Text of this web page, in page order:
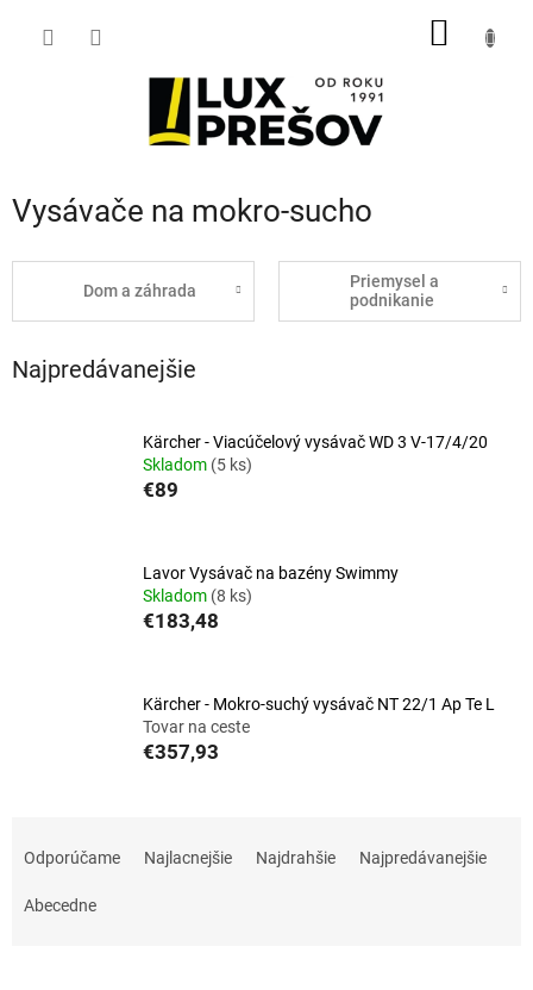
Vysávače na mokro-sucho
Dom a záhrada
Priemysel a
podnikanie
Najpredávanejšie
Kärcher - Viacúčelový vysávač WD 3 V-17/4/20
Skladom (5 ks)
€89
Lavor Vysávač na bazény Swimmy
Skladom (8 ks)
€183,48
Kärcher - Mokro-suchý vysávač NT 22/1 Ap Te L
Tovar na ceste
€357,93
Odporúčame Najlacnejšie Najdrahšie Najpredávanejšie
Abecedne